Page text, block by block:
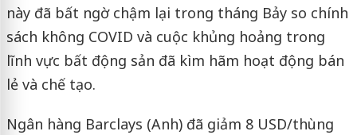
này đã bất ngờ chậm lại trong tháng Bảy so chính
sách không COVID và cuộc khủng hoảng trong
lĩnh vực bất động sản đã kìm hãm hoạt động bán
lẻ và chế tạo.
Ngân hàng Barclays (Anh) đã giảm 8 USD/thùng